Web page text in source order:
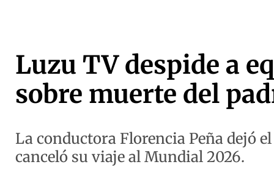
Luzu TV despide a
sobre muerte del
La conductora Florencia Peña dejó
canceló su viaje al Mundial 2026.